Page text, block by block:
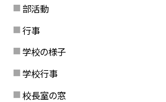
部活動
行事
学校の様子
学校行事
校長室の窓